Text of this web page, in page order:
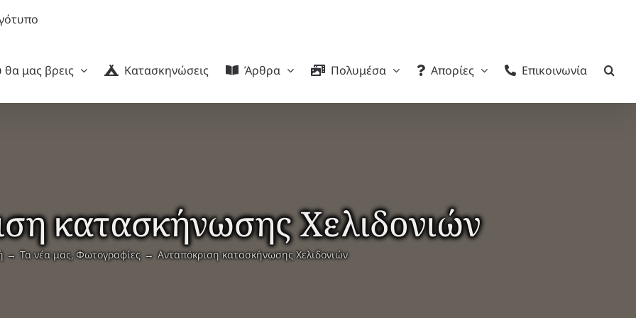
μας βρεις
Κατασκηνώσεις Άρθρα Πολυμέσα Απορίες Επικοινωνία
κατασκήνωσης Χελιδονιών
Τα νέα μας Φωτογραφίες Ανταπόκριση κατασκήνωσης Χελιδονιών